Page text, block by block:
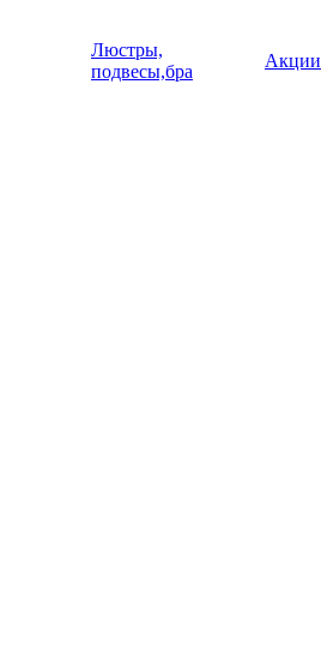
Люстры,
подвесы,бра
Акции